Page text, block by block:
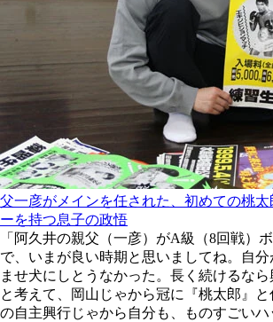
父一彦がメインを任された、初めての桃
ーを持つ息子の政悟
「阿久井の親父（一彦）がA級（8回戦）
で、いまが良い時期と思いましてね。自
ませ犬にしとうなかった。長く続けるな
と考えて、岡山じゃから冠に『桃太郎』
の自主興行じゃから自分も、ものすごい